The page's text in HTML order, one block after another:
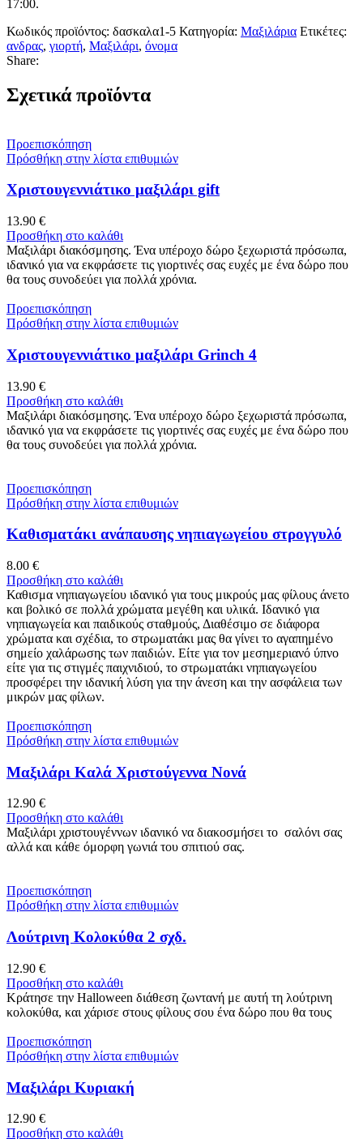
17:00.
Κωδικός προϊόντος: δασκαλα1-5 Κατηγορία: Μαξιλάρια Ετικέτες:
ανδρας, γιορτή, Μαξιλάρι, όνομα
Share:
Σχετικά προϊόντα
Προεπισκόπηση
Πρόσθήκη στην λίστα επιθυμιών
Χριστουγεννιάτικο μαξιλάρι gift
13.90 €
Προσθήκη στο καλάθι
Μαξιλάρι διακόσμησης. Ένα υπέροχο δώρο ξεχωριστά πρόσωπα,
ιδανικό για να εκφράσετε τις γιορτινές σας ευχές με ένα δώρο που
θα τους συνοδεύει για πολλά χρόνια.
Προεπισκόπηση
Πρόσθήκη στην λίστα επιθυμιών
Χριστουγεννιάτικο μαξιλάρι Grinch 4
13.90 €
Προσθήκη στο καλάθι
Μαξιλάρι διακόσμησης. Ένα υπέροχο δώρο ξεχωριστά πρόσωπα,
ιδανικό για να εκφράσετε τις γιορτινές σας ευχές με ένα δώρο που
θα τους συνοδεύει για πολλά χρόνια.
Προεπισκόπηση
Πρόσθήκη στην λίστα επιθυμιών
Καθισματάκι ανάπαυσης νηπιαγωγείου στρογγυλό
8.00 €
Προσθήκη στο καλάθι
Καθισμα νηπιαγωγείου ιδανικό για τους μικρούς μας φίλους άνετο
και βολικό σε πολλά χρώματα μεγέθη και υλικά. Ιδανικό για
νηπιαγωγεία και παιδικούς σταθμούς, Διαθέσιμο σε διάφορα
χρώματα και σχέδια, το στρωματάκι μας θα γίνει το αγαπημένο
σημείο χαλάρωσης των παιδιών. Είτε για τον μεσημεριανό ύπνο
είτε για τις στιγμές παιχνιδιού, το στρωματάκι νηπιαγωγείου
προσφέρει την ιδανική λύση για την άνεση και την ασφάλεια των
μικρών μας φίλων.
Προεπισκόπηση
Πρόσθήκη στην λίστα επιθυμιών
Μαξιλάρι Καλά Χριστούγεννα Νονά
12.90 €
Προσθήκη στο καλάθι
Μαξιλάρι χριστουγέννων ιδανικό να διακοσμήσει το σαλόνι σας
αλλά και κάθε όμορφη γωνιά του σπιτιού σας.
Προεπισκόπηση
Πρόσθήκη στην λίστα επιθυμιών
Λούτρινη Κολοκύθα 2 σχδ.
12.90 €
Προσθήκη στο καλάθι
Κράτησε την Halloween διάθεση ζωντανή με αυτή τη λούτρινη
κολοκύθα, και χάρισε στους φίλους σου ένα δώρο που θα τους
Προεπισκόπηση
Πρόσθήκη στην λίστα επιθυμιών
Μαξιλάρι Κυριακή
12.90 €
Προσθήκη στο καλάθι